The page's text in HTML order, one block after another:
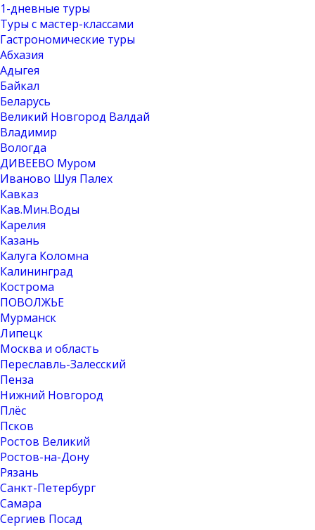
1-дневные туры
Туры с мастер-классами
Гастрономические туры
Абхазия
Адыгея
Байкал
Беларусь
Великий Новгород Валдай
Владимир
Вологда
ДИВЕЕВО Муром
Иваново Шуя Палех
Кавказ
Кав.Мин.Воды
Карелия
Казань
Калуга Коломна
Калининград
Кострома
ПОВОЛЖЬЕ
Мурманск
Липецк
Москва и область
Переславль-Залесский
Пенза
Нижний Новгород
Плёс
Псков
Ростов Великий
Ростов-на-Дону
Рязань
Санкт-Петербург
Самара
Сергиев Посад